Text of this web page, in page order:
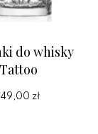
do whisky
Tattoo
149,00 zł